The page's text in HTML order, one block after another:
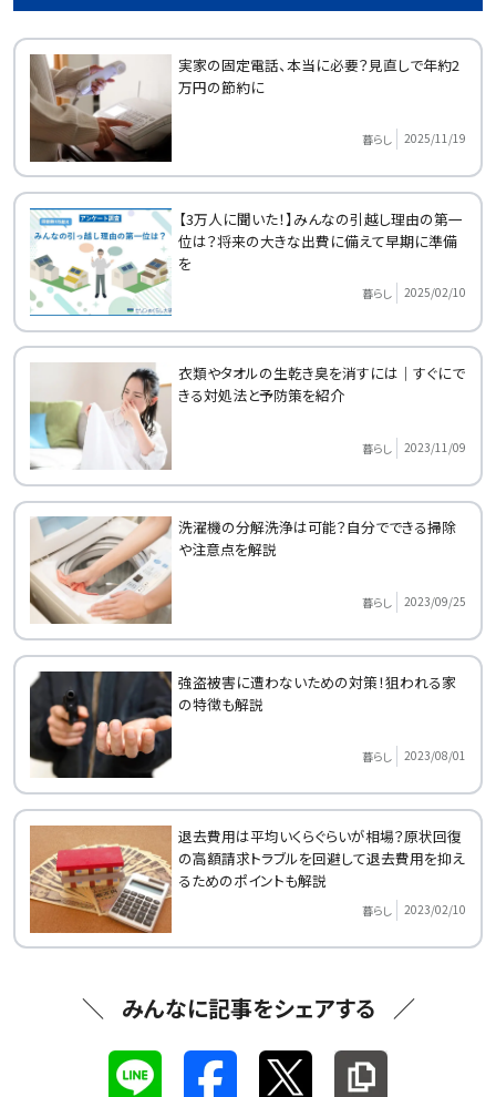
実家の固定電話、本当に必要？見直しで年約2
万円の節約に
暮らし 2025/11/19
【3万人に聞いた！】みんなの引越し理由の第一
位は？将来の大きな出費に備えて早期に準備
を
暮らし 2025/02/10
衣類やタオルの生乾き臭を消すには｜すぐにで
きる対処法と予防策を紹介
暮らし 2023/11/09
洗濯機の分解洗浄は可能？自分でできる掃除
や注意点を解説
暮らし 2023/09/25
強盗被害に遭わないための対策！狙われる家
の特徴も解説
暮らし 2023/08/01
退去費用は平均いくらぐらいが相場？原状回復
の高額請求トラブルを回避して退去費用を抑え
るためのポイントも解説
暮らし 2023/02/10
みんなに記事をシェアする